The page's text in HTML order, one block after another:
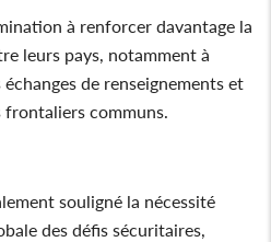
à renforcer davantage la
leurs pays, notamment à
de renseignements et
frontaliers communs.
souligné la nécessité
des défis sécuritaires,